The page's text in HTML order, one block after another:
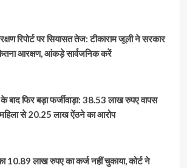
रिपोर्ट पर सियासत तेज: टीकाराम जूली ने सरकार
आरक्षण, आंकड़े सार्वजनिक करें
बाद फिर बड़ा फर्जीवाड़ा: 38.53 लाख रुपए वापस
से 20.25 लाख ऐंठने का आरोप
10.89 लाख रुपए का कर्ज नहीं चुकाया, कोर्ट ने